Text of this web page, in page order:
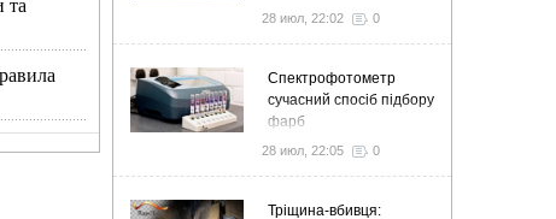
особенности
28 июл, 22:02 0
Спектрофотометр
сучасний спосіб підбору
фарб
28 июл, 22:05 0
Тріщина-вбивця: